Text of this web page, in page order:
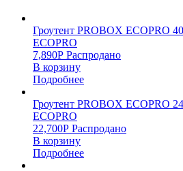
Гроутент PROBOX ECOPRO
ECOPRO
7,890Р Распродано
В корзину
Подробнее
Гроутент PROBOX ECOPRO
ECOPRO
22,700Р Распродано
В корзину
Подробнее